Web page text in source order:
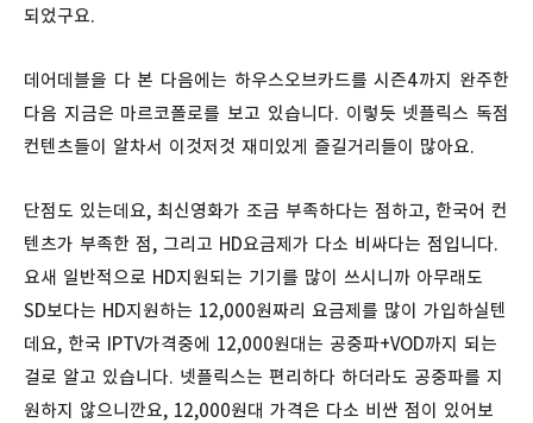
되었구요.
데어데블을 다 본 다음에는 하우스오브카드를 시즌4까지 완주한
다음 지금은 마르코폴로를 보고 있습니다. 이렇듯 넷플릭스 독점
컨텐츠들이 알차서 이것저것 재미있게 즐길거리들이 많아요.
단점도 있는데요, 최신영화가 조금 부족하다는 점하고, 한국어 컨
텐츠가 부족한 점, 그리고 HD요금제가 다소 비싸다는 점입니다.
요새 일반적으로 HD지원되는 기기를 많이 쓰시니까 아무래도
SD보다는 HD지원하는 12,000원짜리 요금제를 많이 가입하실텐
데요, 한국 IPTV가격중에 12,000원대는 공중파+VOD까지 되는
걸로 알고 있습니다. 넷플릭스는 편리하다 하더라도 공중파를 지
원하지 않으니깐요, 12,000원대 가격은 다소 비싼 점이 있어보